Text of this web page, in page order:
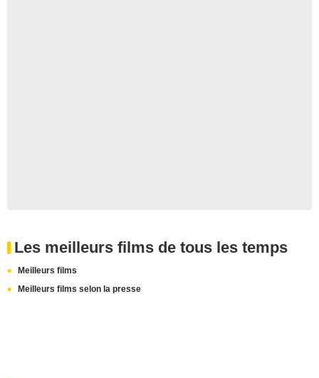
Les meilleurs films de tous les temps
Meilleurs films
Meilleurs films selon la presse